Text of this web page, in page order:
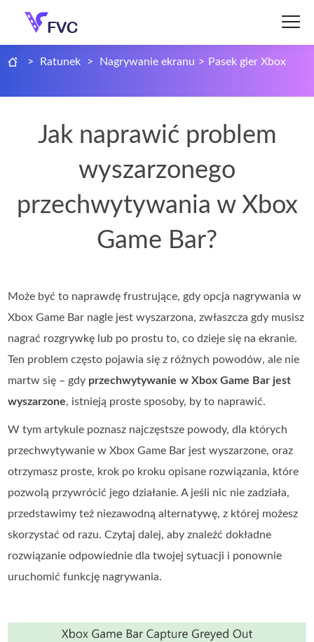
> Ratunek > Nagrywanie ekranu > Pasek gier Xbox
Jak naprawić problem
wyszarzonego
przechwytywania w Xbox
Game Bar?
Może być to naprawdę frustrujące, gdy opcja nagrywania w
Xbox Game Bar nagle jest wyszarzona, zwłaszcza gdy musisz
nagrać rozgrywkę lub po prostu to, co dzieje się na ekranie.
Ten problem często pojawia się z różnych powodów, ale nie
martw się – gdy przechwytywanie w Xbox Game Bar jest
wyszarzone, istnieją proste sposoby, by to naprawić.
W tym artykule poznasz najczęstsze powody, dla których
przechwytywanie w Xbox Game Bar jest wyszarzone, oraz
otrzymasz proste, krok po kroku opisane rozwiązania, które
pozwolą przywrócić jego działanie. A jeśli nic nie zadziała,
przedstawimy też niezawodną alternatywę, z której możesz
skorzystać od razu. Czytaj dalej, aby znaleźć dokładne
rozwiązanie odpowiednie dla twojej sytuacji i ponownie
uruchomić funkcję nagrywania.